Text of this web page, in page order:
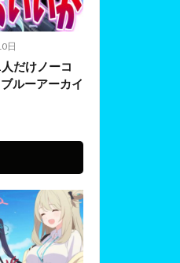
日
だけノーコ
ルーアーカイ